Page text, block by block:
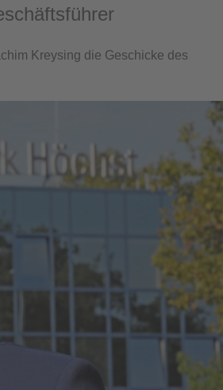
Kreysing die Geschicke des